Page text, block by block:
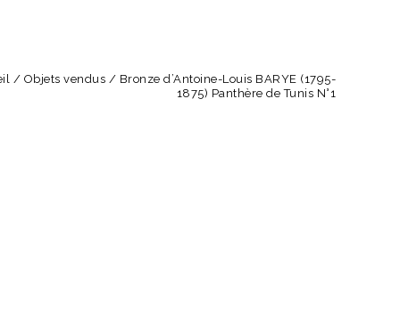
/ Objets vendus / Bronze d’Antoine-Louis BARYE (1795-
1875) Panthère de Tunis N°1